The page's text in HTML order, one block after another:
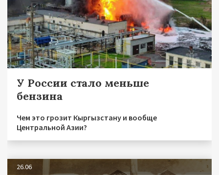
У России стало меньше
бензина
Чем это грозит Кыргызстану и вообще
Центральной Азии?
26.06